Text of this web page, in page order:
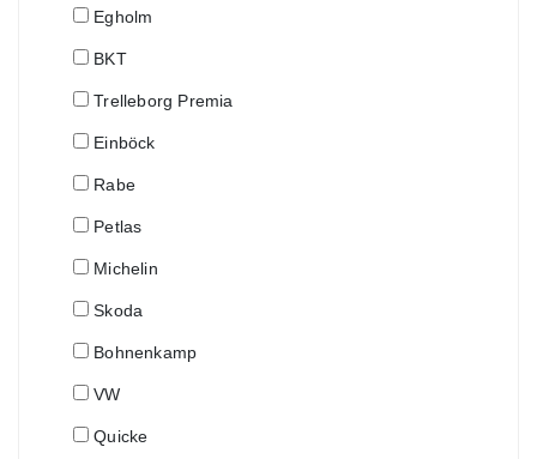
Egholm
BKT
Trelleborg Premia
Einböck
Rabe
Petlas
Michelin
Skoda
Bohnenkamp
VW
Quicke